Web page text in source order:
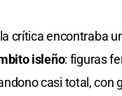
crítica encontraba
isleño: figuras
casi total, con